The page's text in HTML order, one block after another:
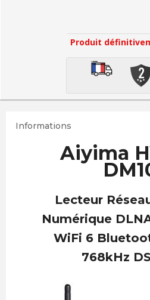
Produit
Informations
Aiyima
Lecteur
Numérique
WiFi 6
768kHz